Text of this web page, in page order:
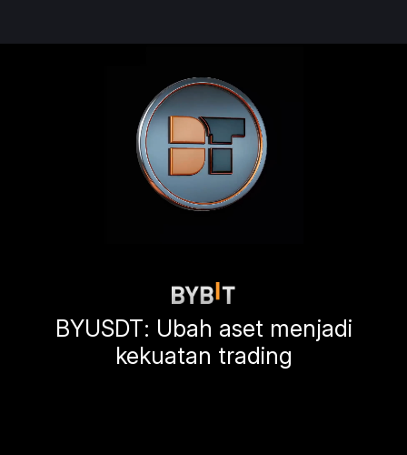
BYUSDT: Ubah aset menjadi
kekuatan trading